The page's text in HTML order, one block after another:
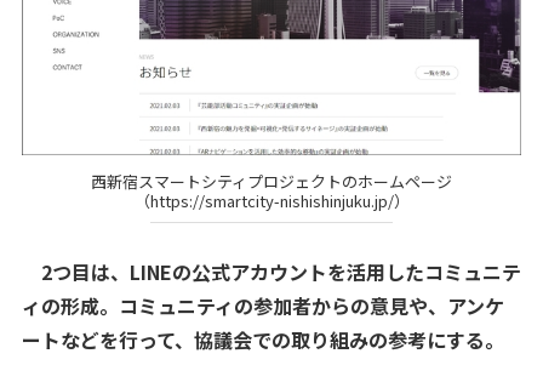
西新宿スマートシティプロジェクトのホームページ
（https://smartcity-nishishinjuku.jp/）
2つ目は、LINEの公式アカウントを活用したコミュニテ
ィの形成。コミュニティの参加者からの意見や、アンケ
ートなどを行って、協議会での取り組みの参考にする。